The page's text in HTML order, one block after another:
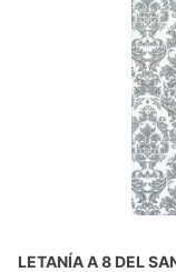
LETANÍA A 8 DEL